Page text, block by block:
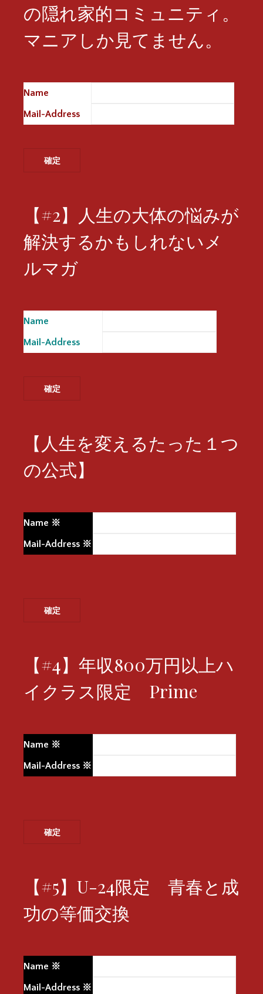
の隠れ家的コミュニティ。
マニアしか見てません。
Name
Mail-Address
【#2】人生の大体の悩みが
解決するかもしれないメ
ルマガ
Name
Mail-Address
【人生を変えるたった１つ
の公式】
Name ※
Mail-Address ※
【#4】年収800万円以上ハ
イクラス限定 Prime
Name ※
Mail-Address ※
【#5】U-24限定 青春と成
功の等価交換
Name ※
Mail-Address ※